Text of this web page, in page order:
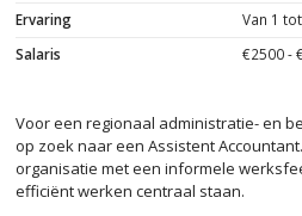
Ervaring
Van 1
Salaris
€2500 -
Voor een regionaal administratie- en
op zoek naar een Assistent
organisatie met een informele
efficiënt werken centraal staan.